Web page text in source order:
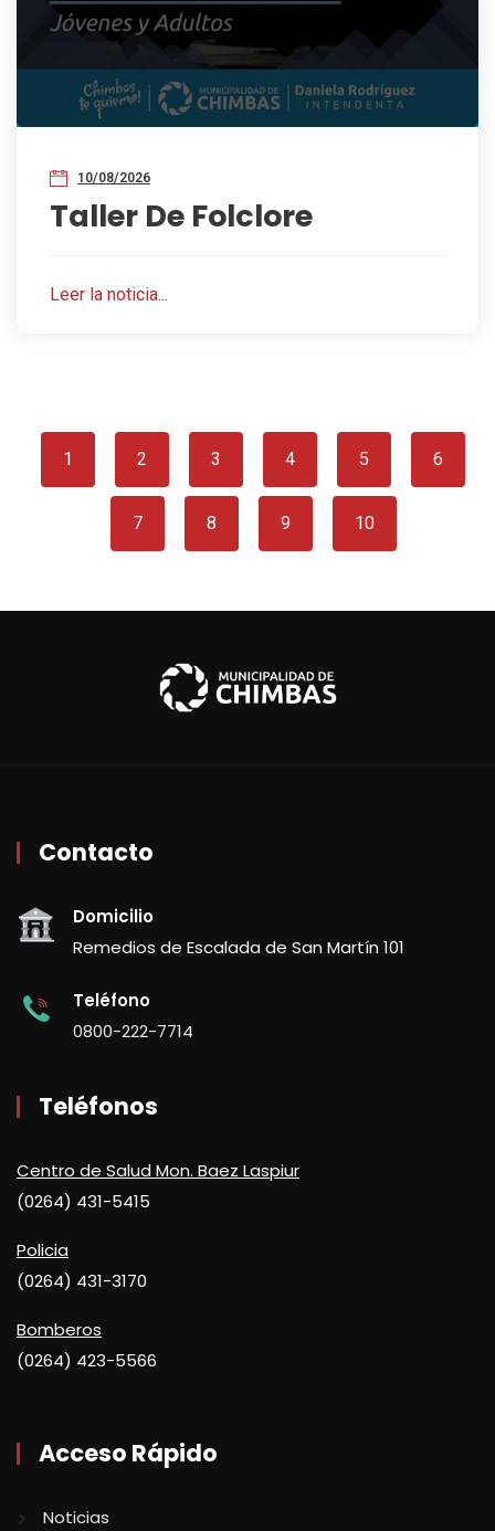
10/08/2026
Taller De Folclore
Leer la noticia...
1 2 3 4 5 6
7 8 9 10
Contacto
Domicilio
Remedios de Escalada de San Martín 101
Teléfono
0800-222-7714
Teléfonos
Centro de Salud Mon. Baez Laspiur
(0264) 431-5415
Policia
(0264) 431-3170
Bomberos
(0264) 423-5566
Acceso Rápido
Noticias